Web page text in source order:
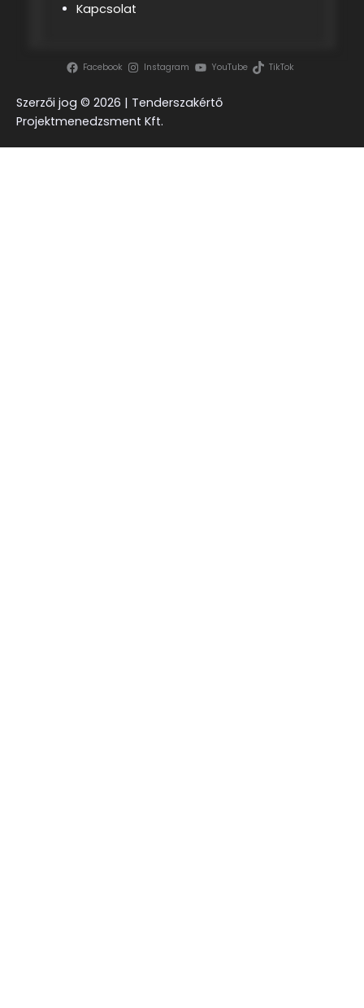
Kapcsolat
Facebook Instagram YouTube TikTok
Szerzői jog © 2026 | Tenderszakértő
Projektmenedzsment Kft.